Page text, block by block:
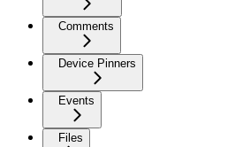
Comments
Device Pinners
Events
Files